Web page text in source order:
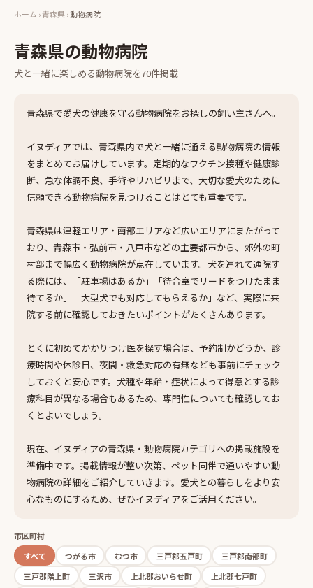
ホーム ›青森県›動物病院
青森県の動物病院
犬と一緒に楽しめる動物病院を70件掲載
青森県で愛犬の健康を守る動物病院をお探しの飼い主さんへ。
イヌディアでは、青森県内で犬と一緒に通える動物病院の情報
をまとめてお届けしています。定期的なワクチン接種や健康診
断、急な体調不良、手術やリハビリまで、大切な愛犬のために
信頼できる動物病院を見つけることはとても重要です。
青森県は津軽エリア・南部エリアなど広いエリアにまたがって
おり、青森市・弘前市・八戸市などの主要都市から、郊外の町
村部まで幅広く動物病院が点在しています。犬を連れて通院す
る際には、「駐車場はあるか」「待合室でリードをつけたまま
待てるか」「大型犬でも対応してもらえるか」など、実際に来
院する前に確認しておきたいポイントがたくさんあります。
とくに初めてかかりつけ医を探す場合は、予約制かどうか、診
療時間や休診日、夜間・救急対応の有無なども事前にチェック
しておくと安心です。犬種や年齢・症状によって得意とする診
療科目が異なる場合もあるため、専門性についても確認してお
くとよいでしょう。
現在、イヌディアの青森県・動物病院カテゴリへの掲載施設を
準備中です。掲載情報が整い次第、ペット同伴で通いやすい動
物病院の詳細をご紹介していきます。愛犬との暮らしをより安
心なものにするため、ぜひイヌディアをご活用ください。
市区町村
すべて
つがる市 むつ市 三戸郡五戸町
三戸郡南部町
三戸郡階上町
三沢市 上北郡おいらせ町
上北郡七戸町